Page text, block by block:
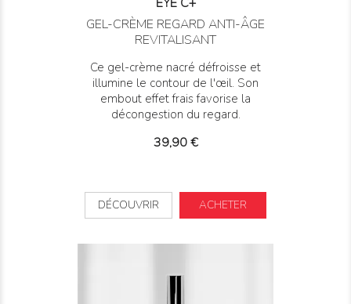
GEL-CRÈME REGARD ANTI-ÂGE
REVITALISANT
Ce gel-crème nacré défroisse et
illumine le contour de l'œil. Son
embout effet frais favorise la
décongestion du regard.
Prix
39,90 €
DÉCOUVRIR ACHETER